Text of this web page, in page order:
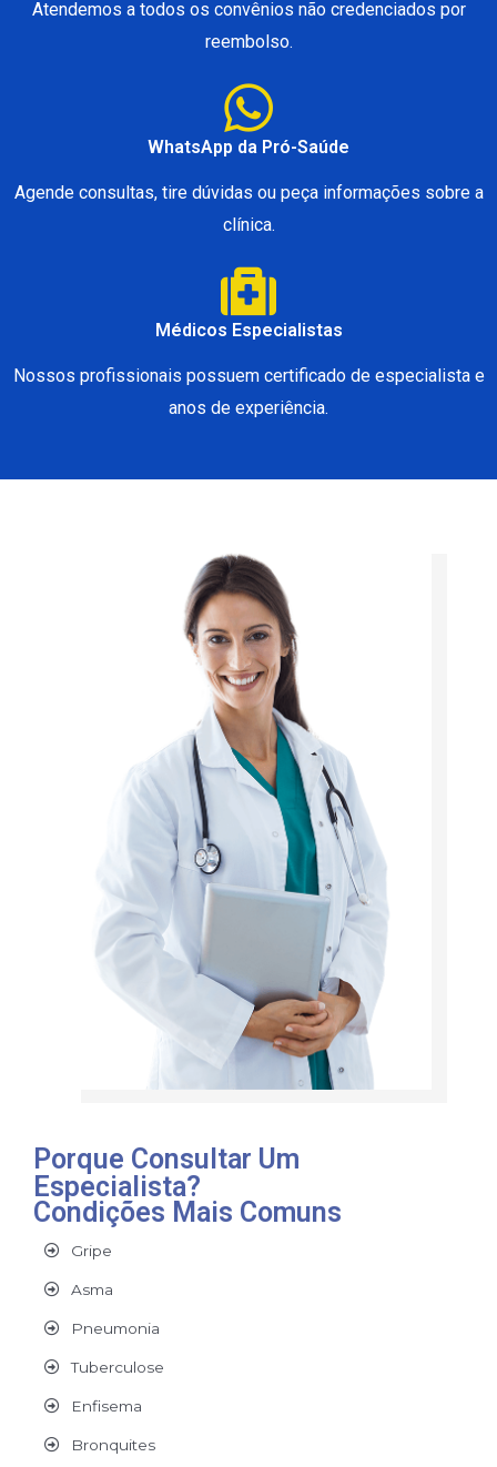
Atendemos a todos os convênios não credenciados por
reembolso.
WhatsApp da Pró-Saúde
Agende consultas, tire dúvidas ou peça informações sobre a
clínica.
Médicos Especialistas
Nossos profissionais possuem certificado de especialista e
anos de experiência.
Porque Consultar Um
Especialista?
Condições Mais Comuns
Gripe
Asma
Pneumonia
Tuberculose
Enfisema
Bronquites